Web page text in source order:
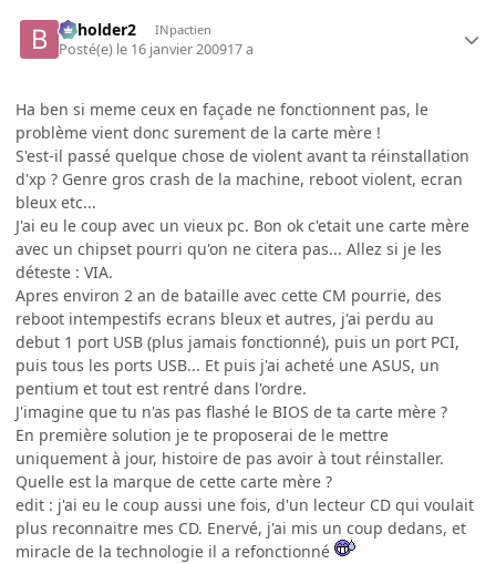
beholder2 INpactien
Posté(e) le 16 janvier 200917 a
Ha ben si meme ceux en façade ne fonctionnent pas, le
problème vient donc surement de la carte mère !
S'est-il passé quelque chose de violent avant ta réinstallation
d'xp ? Genre gros crash de la machine, reboot violent, ecran
bleux etc...
J'ai eu le coup avec un vieux pc. Bon ok c'etait une carte mère
avec un chipset pourri qu'on ne citera pas... Allez si je les
déteste : VIA.
Apres environ 2 an de bataille avec cette CM pourrie, des
reboot intempestifs ecrans bleux et autres, j'ai perdu au
debut 1 port USB (plus jamais fonctionné), puis un port PCI,
puis tous les ports USB... Et puis j'ai acheté une ASUS, un
pentium et tout est rentré dans l'ordre.
J'imagine que tu n'as pas flashé le BIOS de ta carte mère ?
En première solution je te proposerai de le mettre
uniquement à jour, histoire de pas avoir à tout réinstaller.
Quelle est la marque de cette carte mère ?
edit : j'ai eu le coup aussi une fois, d'un lecteur CD qui voulait
plus reconnaitre mes CD. Enervé, j'ai mis un coup dedans, et
miracle de la technologie il a refonctionné